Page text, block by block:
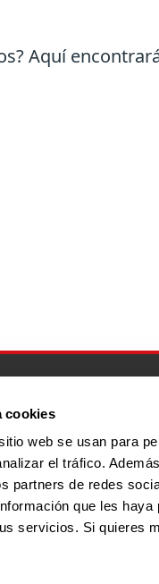
cookies
web se usan para
el tráfico.
partners de redes
que les
servicios. Si quieres
Aquí